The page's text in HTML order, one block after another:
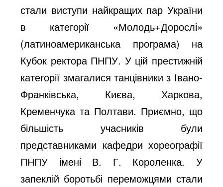
стали виступи найкращих пар України
в категорії «Молодь+Дорослі»
(латиноамериканська програма) на
Кубок ректора ПНПУ. У цій престижній
категорії змагалися танцівники з Івано-
Франківська, Києва, Харкова,
Кременчука та Полтави. Приємно, що
більшість учасників були
представниками кафедри хореографії
ПНПУ імені В. Г. Короленка. У
запеклій боротьбі переможцями стали